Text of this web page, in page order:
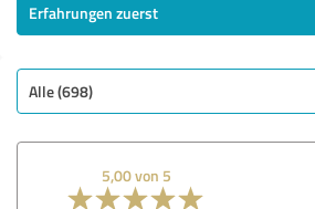
Erfahrungen zuerst
Alle (698)
5,00 von 5